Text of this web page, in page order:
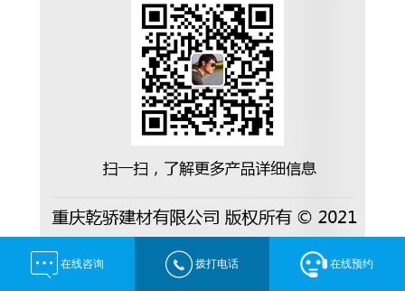
在线咨询 拨打电话 在线预约